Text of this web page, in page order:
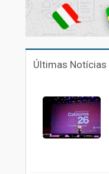
Últimas Notícias